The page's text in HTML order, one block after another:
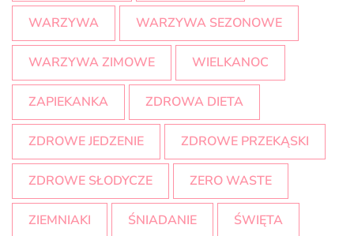
WARZYWA WARZYWA SEZONOWE
WARZYWA ZIMOWE WIELKANOC
ZAPIEKANKA ZDROWA DIETA
ZDROWE JEDZENIE ZDROWE PRZEKĄSKI
ZDROWE SŁODYCZE ZERO WASTE
ZIEMNIAKI ŚNIADANIE ŚWIĘTA